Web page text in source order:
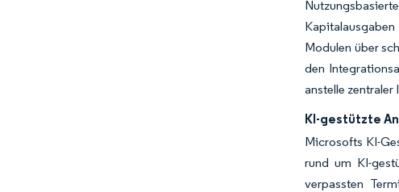
Modulen über
den
anstelle
KI-gestützte
Microsofts KI-
rund um KI-
verpassten